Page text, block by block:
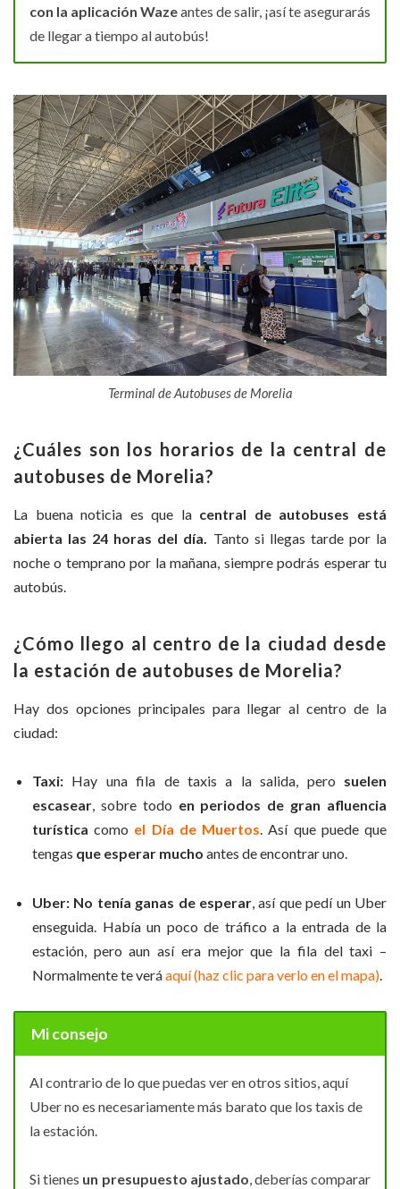
con la aplicación Wazeantes de salir, ¡así te asegurarás
de llegar a tiempo al autobús!
Terminal de Autobuses de Morelia
¿Cuáles son los horarios de la central de
autobuses de Morelia?
La buena noticia es que la central de autobuses está
abierta las 24 horas del día.
Tanto si llegas tarde por la
noche o temprano por la mañana, siempre podrás esperar tu
autobús.
¿Cómo llego al centro de la ciudad desde
la estación de autobuses de Morelia?
Hay dos opciones principales para llegar al centro de la
ciudad:
Taxi: Hay una fila de taxis a la salida, pero suelen
escasear, sobre todo en periodos de gran afluencia
turística como el Día de Muertos. Así que puede que
tengas que esperar mucho antes de encontrar uno.
Uber: No tenía ganas de esperar , así que pedí un Uber
enseguida. Había un poco de tráfico a la entrada de la
estación, pero aun así era mejor que la fila del taxi –
Normalmente te veráaquí (haz clic para verlo en el mapa)
Mi consejo
Al contrario de lo que puedas ver en otros sitios, aquí
Uber no es necesariamente más barato que los taxis de
la estación.
Si tienes un presupuesto ajustado, deberías comparar